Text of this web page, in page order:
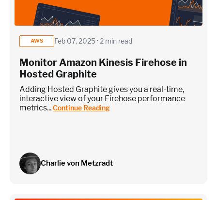
Custom metrics are defined and emitted from your app code
Heroku Applications
~75 metrics (typical baseline monitoring)
Estimate
AWS Feb 07, 2025 · 2 min read
Monitor Amazon Kinesis Firehose in
Hosted Graphite
Adding Hosted Graphite gives you a real-time,
interactive view of your Firehose performance
metrics...Continue Reading
Charlie von Metzradt